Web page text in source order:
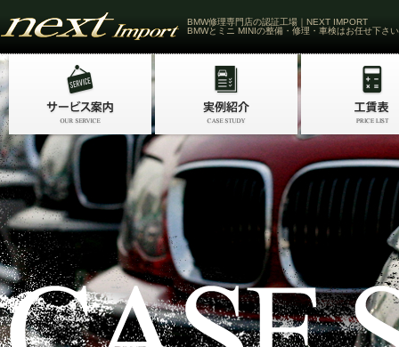
BMW修理専門店の認証工場｜NEXT IMPORT
BMWとミニ MINIの整備・修理・車検はお任せ下さい